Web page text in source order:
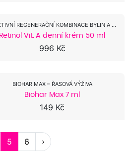
EFEKTIVNÍ REGENERAČNÍ KOMBINACE BYLIN A CENNÝCH...
Retinol Vit. A denní krém 50 ml
996 Kč
BIOHAR MAX – ŘASOVÁ VÝŽIVA
Biohar Max 7 ml
149 Kč
5 6 ›